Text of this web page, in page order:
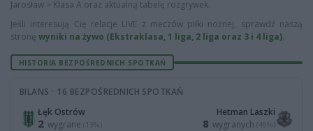
Jarosław > Klasa A oraz aktualną tabelę rozgrywek.
Jeśli interesują Cię relacje LIVE z meczów piłki nożnej, sprawdź naszą
stronę wyniki na żywo (Ekstraklasa, 1 liga, 2 liga oraz 3 i 4 liga).
HISTORIA BEZPOŚREDNICH SPOTKAŃ
BILANS · 16 BEZPOŚREDNICH SPOTKAŃ
Łęk Ostrów
2 wygrane (13%)
Hetman Laszki
8 wygranych (49%)